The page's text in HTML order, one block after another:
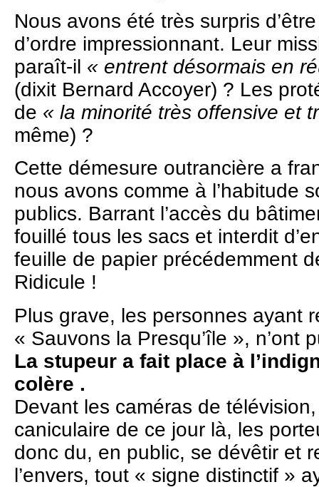
Nous avons été très surpris
d’ordre impressionnant. Leur
paraît-il « entrent désormais en
(dixit Bernard Accoyer) ? Les
de « la minorité très offensive et
même) ?
Cette démesure outrancière a
nous avons comme à l’habitude
publics. Barrant l’accès du
fouillé tous les sacs et interdit
feuille de papier précédemment
Ridicule !
Plus grave, les personnes ayant
« Sauvons la Presqu’île », n’ont
La stupeur a fait place à
colère .
Devant les caméras de
caniculaire de ce jour là, les
donc du, en public, se dévêtir et
l’envers, tout « signe distinctif »